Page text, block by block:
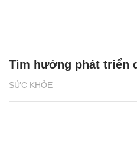
SỨC KHỎE
Tìm hướng phát triển